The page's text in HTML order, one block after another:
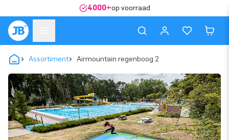
4000+op voorraad
Assortiment Airmountain regenboog 2